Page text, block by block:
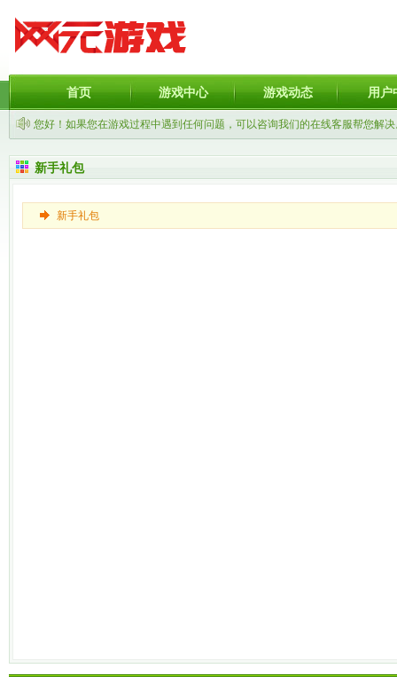
首页 游戏中心 游戏动态 用户
您好！如果您在游戏过程中遇到任何问题，可以咨询我们的在线客服帮您解
新手礼包
新手礼包